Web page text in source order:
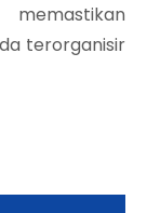
memastikan
terorganisir